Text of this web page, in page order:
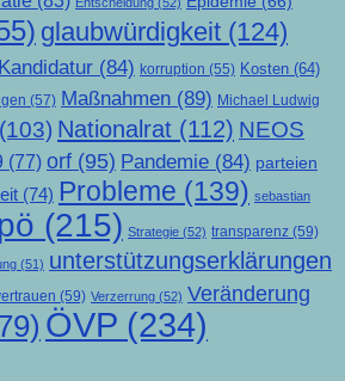
glaubwürdigkeit (124)
Kandidatur (84) korruption (55) Kosten (64)
(57) Maßnahmen (89) Michael Ludwig
(103) Nationalrat (112) NEOS
(77) orf (95) Pandemie (84) parteien
(74) Probleme (139) sebastian
(215) Strategie (52) transparenz (59)
(51) unterstützungserklärungen
(59) Verzerrung (52) Veränderung
ÖVP (234)